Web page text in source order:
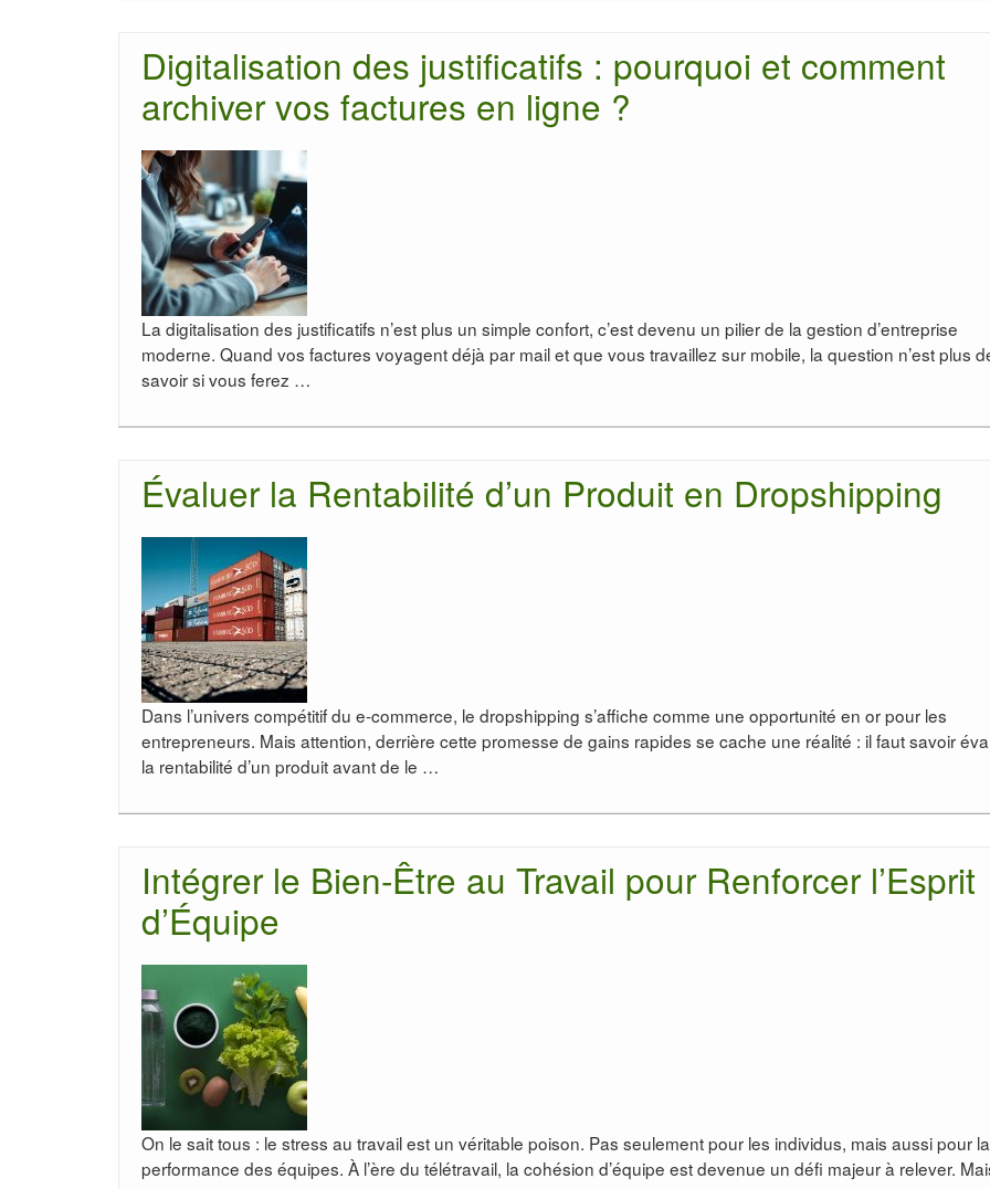
Digitalisation des justificatifs : pourquoi et comment
archiver vos factures en ligne ?
La digitalisation des justificatifs n’est plus un simple confort, c’est devenu un pilier de la gestion d’entreprise
moderne. Quand vos factures voyagent déjà par mail et que vous travaillez sur mobile, la question n’est plus
savoir si vous ferez …
Évaluer la Rentabilité d’un Produit en Dropshipping
Dans l’univers compétitif du e-commerce, le dropshipping s’affiche comme une opportunité en or pour les
entrepreneurs. Mais attention, derrière cette promesse de gains rapides se cache une réalité : il faut savoir
la rentabilité d’un produit avant de le …
Intégrer le Bien-Être au Travail pour Renforcer l’Esprit
d’Équipe
On le sait tous : le stress au travail est un véritable poison. Pas seulement pour les individus, mais aussi pour la
performance des équipes. À l’ère du télétravail, la cohésion d’équipe est devenue un défi majeur à relever.